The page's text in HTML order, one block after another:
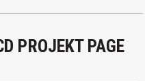
PROJEKT PAGE